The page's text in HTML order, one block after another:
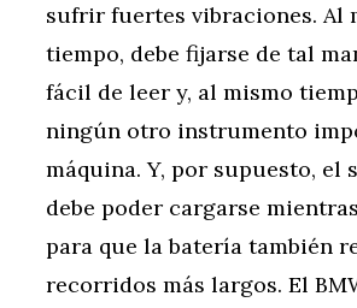
sufrir fuertes vibraciones. Al
tiempo, debe fijarse de tal
fácil de leer y, al mismo
ningún otro instrumento
máquina. Y, por supuesto, el
debe poder cargarse
para que la batería también
recorridos más largos. El